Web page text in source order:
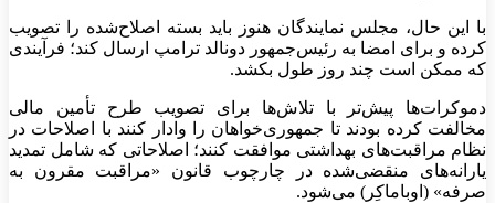
با این حال، مجلس نمایندگان هنوز باید بسته اصلاح‌شده را تصویب
کرده و برای امضا به رئیس‌جمهور دونالد ترامپ ارسال کند؛ فرآیندی
که ممکن است چند روز طول بکشد.
دموکرات‌ها پیش‌تر با تلاش‌ها برای تصویب طرح تأمین مالی
مخالفت کرده بودند تا جمهوری‌خواهان را وادار کنند با اصلاحات در
نظام مراقبت‌های بهداشتی موافقت کنند؛ اصلاحاتی که شامل تمدید
یارانه‌های منقضی‌شده در چارچوب قانون «مراقبت مقرون به
صرفه» (اوباماکِر) می‌شود.